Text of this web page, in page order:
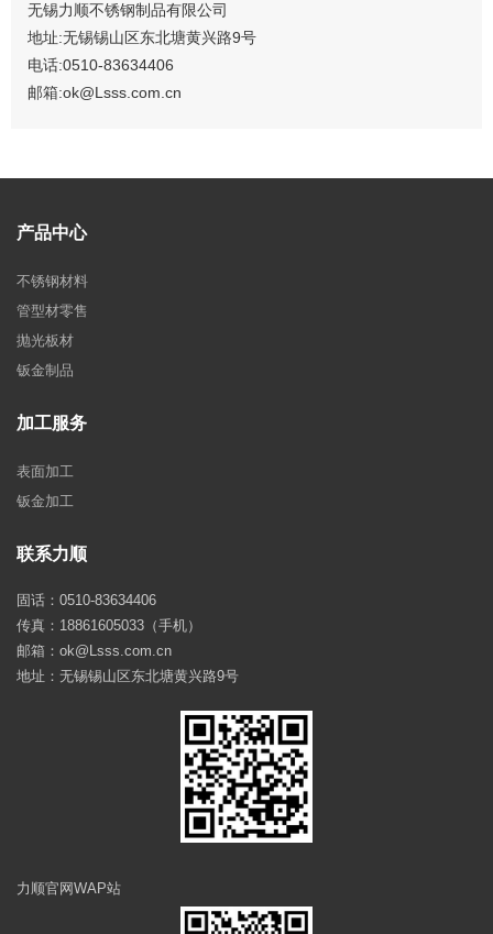
无锡力顺不锈钢制品有限公司
地址:无锡锡山区东北塘黄兴路9号
电话:0510-83634406
邮箱:ok@Lsss.com.cn
产品中心
不锈钢材料
管型材零售
抛光板材
钣金制品
加工服务
表面加工
钣金加工
联系力顺
固话：0510-83634406
传真：18861605033（手机）
邮箱：ok@Lsss.com.cn
地址：无锡锡山区东北塘黄兴路9号
力顺官网WAP站